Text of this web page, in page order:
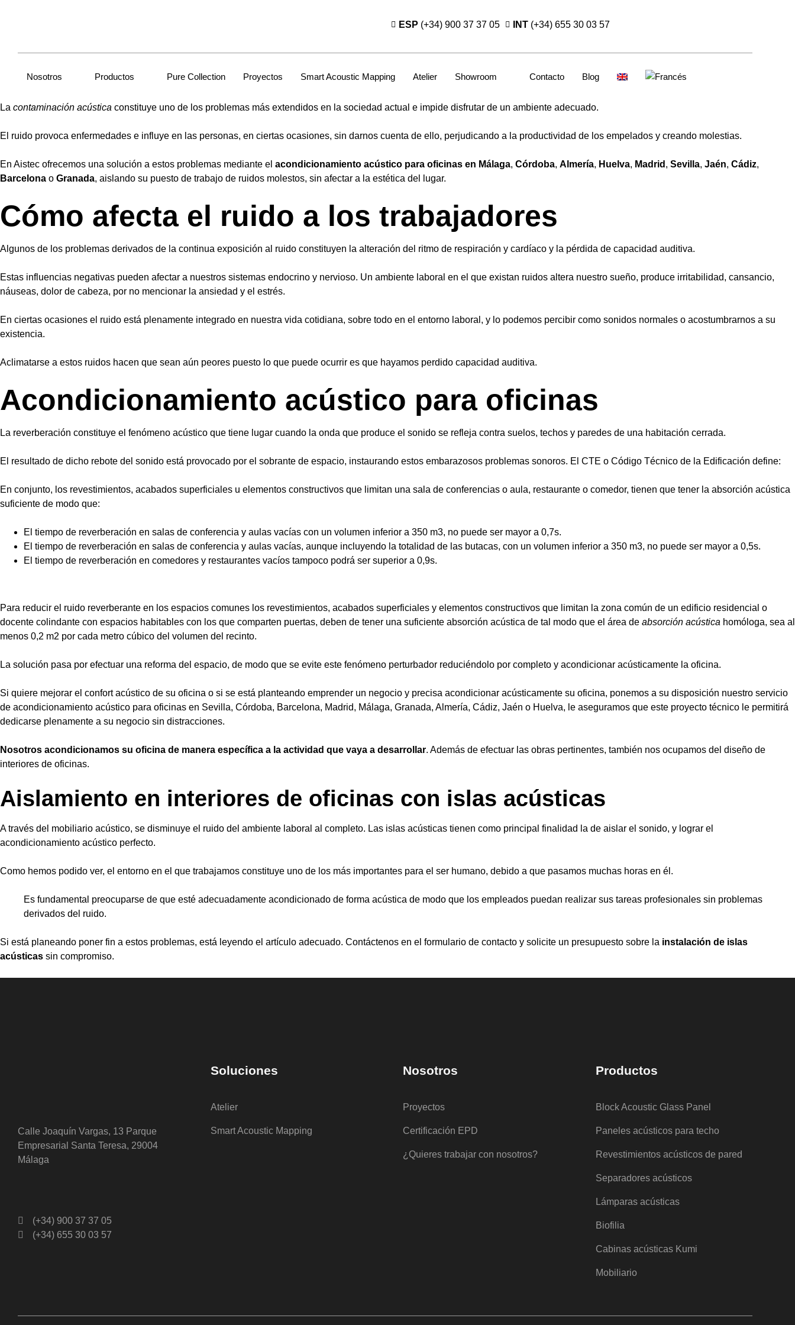
ESP (+34) 900 37 37 05 INT (+34) 655 30 03 57
Nosotros Productos Pure Collection Proyectos Smart Acoustic Mapping Atelier Showroom Contacto Blog
La contaminación acústica constituye uno de los problemas más extendidos en la sociedad actual e impide disfrutar de un ambiente adecuado.
El ruido provoca enfermedades e influye en las personas, en ciertas ocasiones, sin darnos cuenta de ello, perjudicando a la productividad de los empelados y creando molestias.
En Aistec ofrecemos una solución a estos problemas mediante el acondicionamiento acústico para oficinas en Málaga, Córdoba, Almería, Huelva, Madrid , Sevilla, Jaén, Cádiz,
Barcelona o Granada, aislando su puesto de trabajo de ruidos molestos, sin afectar a la estética del lugar.
Cómo afecta el ruido a los trabajadores
Algunos de los problemas derivados de la continua exposición al ruido constituyen la alteración del ritmo de respiración y cardíaco y la pérdida de capacidad auditiva.
Estas influencias negativas pueden afectar a nuestros sistemas endocrino y nervioso. Un ambiente laboral en el que existan ruidos altera nuestro sueño, produce irritabilidad, cansancio,
náuseas, dolor de cabeza, por no mencionar la ansiedad y el estrés.
En ciertas ocasiones el ruido está plenamente integrado en nuestra vida cotidiana, sobre todo en el entorno laboral, y lo podemos percibir como sonidos normales o acostumbrarnos a su
existencia.
Aclimatarse a estos ruidos hacen que sean aún peores puesto lo que puede ocurrir es que hayamos perdido capacidad auditiva.
Acondicionamiento acústico para oficinas
La reverberación constituye el fenómeno acústico que tiene lugar cuando la onda que produce el sonido se refleja contra suelos, techos y paredes de una habitación cerrada.
El resultado de dicho rebote del sonido está provocado por el sobrante de espacio, instaurando estos embarazosos problemas sonoros. El CTE o Código Técnico de la Edificación define:
En conjunto, los revestimientos, acabados superficiales u elementos constructivos que limitan una sala de conferencias o aula, restaurante o comedor, tienen que tener la absorción acústica
suficiente de modo que:
El tiempo de reverberación en salas de conferencia y aulas vacías con un volumen inferior a 350 m3, no puede ser mayor a 0,7s.
El tiempo de reverberación en salas de conferencia y aulas vacías, aunque incluyendo la totalidad de las butacas, con un volumen inferior a 350 m3, no puede ser mayor a 0,5s.
El tiempo de reverberación en comedores y restaurantes vacíos tampoco podrá ser superior a 0,9s.
Para reducir el ruido reverberante en los espacios comunes los revestimientos, acabados superficiales y elementos constructivos que limitan la zona común de un edificio residencial o
docente colindante con espacios habitables con los que comparten puertas, deben de tener una suficiente absorción acústica de tal modo que el área de absorción acústica homóloga, sea al
menos 0,2 m2 por cada metro cúbico del volumen del recinto.
La solución pasa por efectuar una reforma del espacio, de modo que se evite este fenómeno perturbador reduciéndolo por completo y acondicionar acústicamente la oficina.
Si quiere mejorar el confort acústico de su oficina o si se está planteando emprender un negocio y precisa acondicionar acústicamente su oficina, ponemos a su disposición nuestro servicio
de acondicionamiento acústico para oficinas en Sevilla, Córdoba, Barcelona, Madrid, Málaga, Granada, Almería, Cádiz, Jaén o Huelva, le aseguramos que este proyecto técnico le permitirá
dedicarse plenamente a su negocio sin distracciones.
Nosotros acondicionamos su oficina de manera específica a la actividad que vaya a desarrollar. Además de efectuar las obras pertinentes, también nos ocupamos del diseño de
interiores de oficinas.
Aislamiento en interiores de oficinas con islas acústicas
A través del mobiliario acústico, se disminuye el ruido del ambiente laboral al completo. Las islas acústicas tienen como principal finalidad la de aislar el sonido, y lograr el
acondicionamiento acústico perfecto.
Como hemos podido ver, el entorno en el que trabajamos constituye uno de los más importantes para el ser humano, debido a que pasamos muchas horas en él.
Es fundamental preocuparse de que esté adecuadamente acondicionado de forma acústica de modo que los empleados puedan realizar sus tareas profesionales sin problemas
derivados del ruido.
Si está planeando poner fin a estos problemas, está leyendo el artículo adecuado. Contáctenos en el formulario de contacto y solicite un presupuesto sobre la instalación de islas
acústicas sin compromiso.
Calle Joaquín Vargas, 13 Parque
Empresarial Santa Teresa, 29004
Málaga
(+34) 900 37 37 05
(+34) 655 30 03 57
Soluciones
Atelier
Smart Acoustic Mapping
Nosotros
Proyectos
Certificación EPD
¿Quieres trabajar con nosotros?
Productos
Block Acoustic Glass Panel
Paneles acústicos para techo
Revestimientos acústicos de pared
Separadores acústicos
Lámparas acústicas
Biofilia
Cabinas acústicas Kumi
Mobiliario